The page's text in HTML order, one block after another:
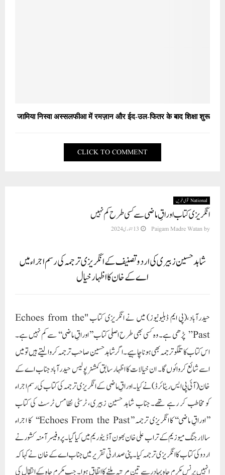
जामिया निस्वा अस्सलफीआ में रमज़ान और ईद-उल-फितर के बाद शिक्षा शुरू
CLICK TO COMMENT
National قومی خبریں
انگریزی کتاب اوراقِ ماضی سے کسی طرح کم نہیں
by
Paigam Madre Watan 13 جنوری 2024
شاہد حسین زبیری کی اردو تصنیف کے انگریزی ترجمہ کی رسم اجراء میں
اے کے خان کا اظہار خیال
حیدرآباد،(پی ایم ڈبلیونیوز) میں نے انگریزی کتاب "Echoes from the
Past” پڑھی ہے۔ وہ کسی بھی طرح اصلی کتاب ’’اوراقِ ماضی‘‘ سے کم نہیں ہے۔
اس کتاب کا تلگو ترجمہ بھی ہونا چاہیے۔ اگر شاہد حسین صاحب ترجمہ کروا لیتے ہیں تو میں
اسے شائع کروائوں گا۔ ان خیالات کا اظہار سابق کمشنر پولیس حیدرآباد جناب اے کے
خان (آئی پی ایس ریٹائرڈ) نے کیا۔ اوراقِ ماضی کے انگریزی ترجمہ کی کتاب کی رسم اجراء
کو مخاطب کر رہے تھے۔ جناب شاہد حسین زبیری، ٹرسٹی نظامس ٹرسٹ کی کتاب
’’اوراقِ ماضی‘‘ کا انگریزی ترجمہ ’’Echoes From the Past‘‘ کا اجراء
سالار جنگ میوزیم کے تراب علی خان بھون آڈیٹوریم میں کیا گیا۔ پروفیسر آمنہ کشور نے
اردو کی کتاب کا انگریزی ترجمہ کیا۔ پنی صدارتی تقریر میں جناب اے کے خان نے کہا کہ
انہیں پرنس مکرم جاہ بہادر سے تین مرتبہ ملنے کا اتفاق ہوا۔ جب مکرم جاہ کے انتقال کی